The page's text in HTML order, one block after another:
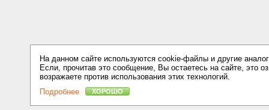
На данном сайте используются cookie-файлы и другие
Если, прочитав это сообщение, Вы остаетесь на сайте, это
возражаете против использования этих технологий.
Подробнее
ХОРОШО